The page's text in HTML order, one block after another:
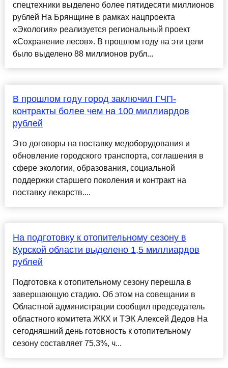
спецтехники выделено более пятидесяти миллионов
рублей На Брянщине в рамках нацпроекта
«Экология» реализуется региональный проект
«Сохранение лесов». В прошлом году на эти цели
было выделено 88 миллионов рубл...
В прошлом году город заключил ГЧП-
контракты более чем на 100 миллиардов
рублей
Это договоры на поставку медоборудования и
обновление городского транспорта, соглашения в
сфере экологии, образования, социальной
поддержки старшего поколения и контракт на
поставку лекарств....
На подготовку к отопительному сезону в
Курской области выделено 1,5 миллиардов
рублей
Подготовка к отопительному сезону перешла в
завершающую стадию. Об этом на совещании в
Областной администрации сообщил председатель
областного комитета ЖКХ и ТЭК Алексей Дедов На
сегодняшний день готовность к отопительному
сезону составляет 75,3%, ч...